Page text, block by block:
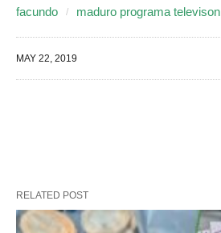
facundo maduro programa televison
MAY 22, 2019
RELATED POST